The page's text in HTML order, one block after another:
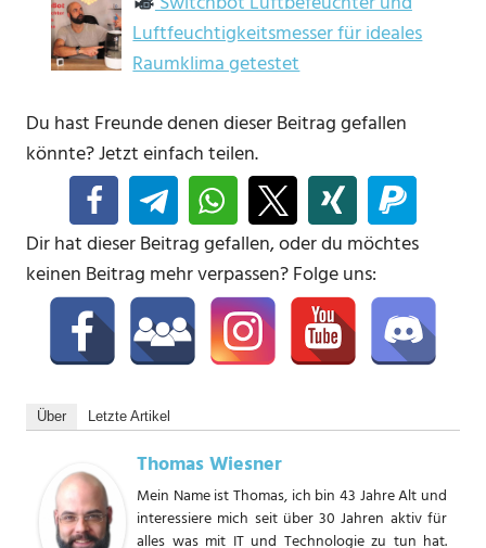
Luftfeuchtigkeitsmesser für ideales
Raumklima getestet
Du hast Freunde denen dieser Beitrag gefallen
könnte? Jetzt einfach teilen.
Dir hat dieser Beitrag gefallen, oder du möchtes
keinen Beitrag mehr verpassen? Folge uns:
Über Letzte Artikel
Thomas Wiesner
Mein Name ist Thomas, ich bin 43 Jahre Alt und
interessiere mich seit über 30 Jahren aktiv für
alles was mit IT und Technologie zu tun hat.